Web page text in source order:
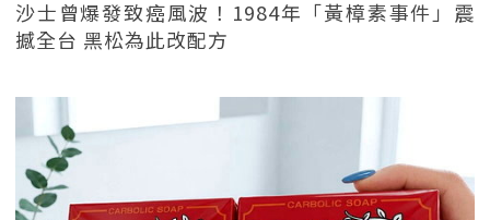
沙士曾爆發致癌風波！1984年「黃樟素事件」震
撼全台 黑松為此改配方